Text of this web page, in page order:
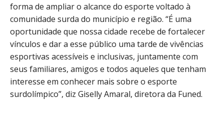
forma de ampliar o alcance do esporte voltado à
comunidade surda do município e região. “É uma
oportunidade que nossa cidade recebe de fortalecer
vínculos e dar a esse público uma tarde de vivências
esportivas acessíveis e inclusivas, juntamente com
seus familiares, amigos e todos aqueles que tenham
interesse em conhecer mais sobre o esporte
surdolímpico”, diz Giselly Amaral, diretora da Funed.